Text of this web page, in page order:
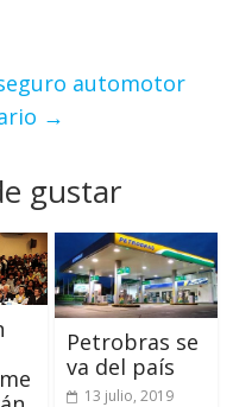
automotor
→
gustar
Petrobras se
va del país
13 julio, 2019